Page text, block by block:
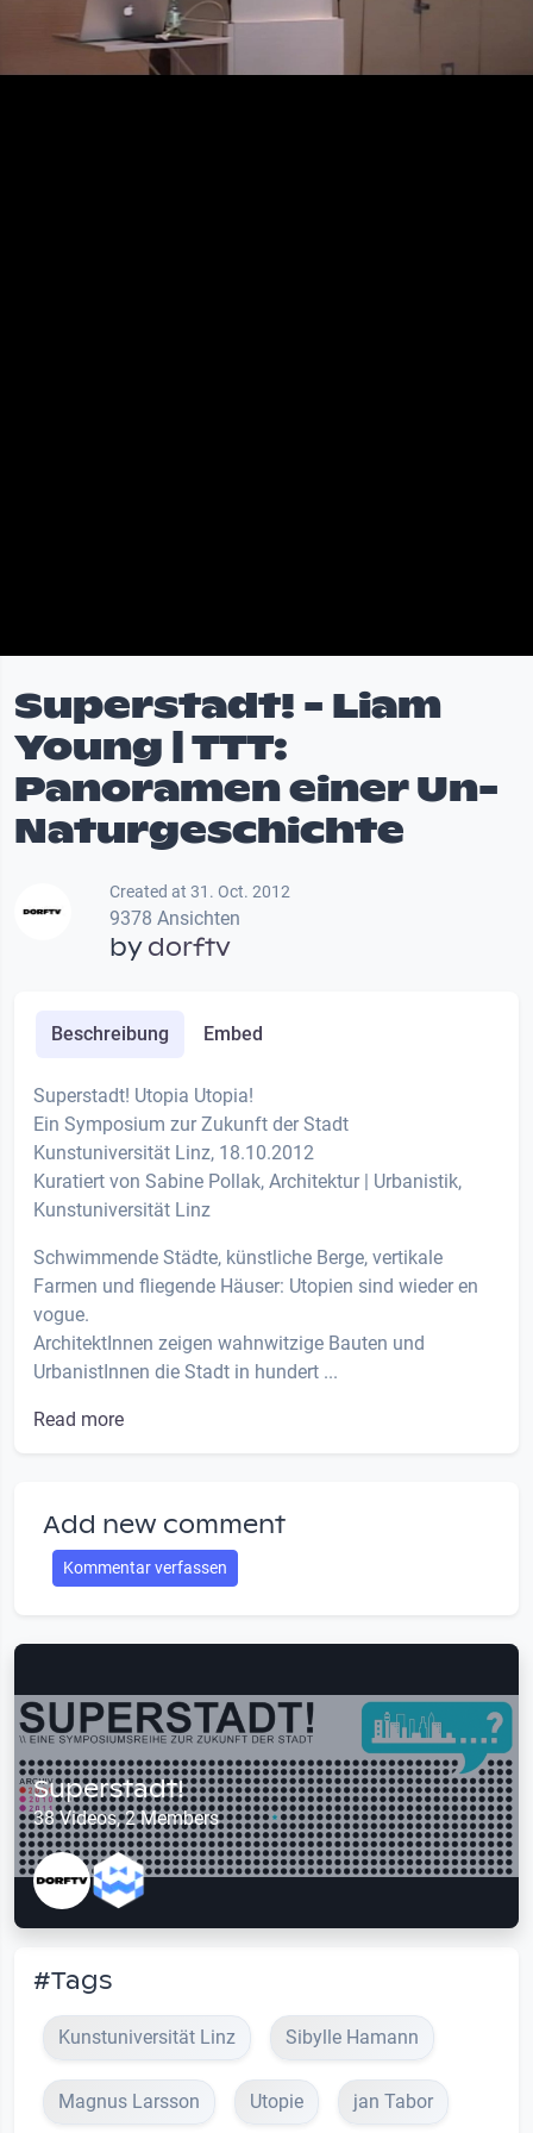
Video
Superstadt! - Liam
Young | TTT:
Panoramen einer Un-
Naturgeschichte
Created at 31. Oct. 2012
9378 Ansichten
bydorftv
Beschreibung Embed
Superstadt! Utopia Utopia!
Ein Symposium zur Zukunft der Stadt
Kunstuniversität Linz, 18.10.2012
Kuratiert von Sabine Pollak, Architektur | Urbanistik,
Kunstuniversität Linz
Schwimmende Städte, künstliche Berge, vertikale
Farmen und fliegende Häuser: Utopien sind wieder en
vogue.
ArchitektInnen zeigen wahnwitzige Bauten und
UrbanistInnen die Stadt in hundert ...
Read more
Add new comment
Kommentar verfassen
Superstadt!
38 Videos, 2 Members
#Tags
Kunstuniversität Linz Sibylle Hamann
Magnus Larsson Utopie jan Tabor